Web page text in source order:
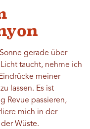
gerade über
taucht, nehme ich
meiner
lassen. Es ist
Revue passieren,
mich in der
Wüste.